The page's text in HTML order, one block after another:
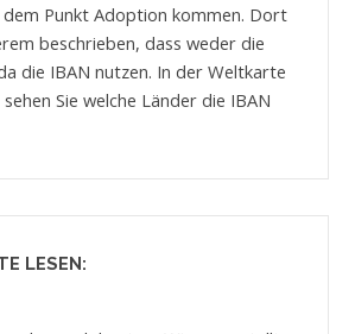
dem Punkt Adoption kommen. Dort
beschrieben, dass weder die
die IBAN nutzen. In der Weltkarte
Sie welche Länder die IBAN
LESEN: